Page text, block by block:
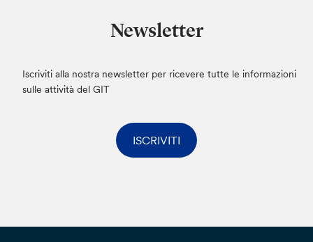
Newsletter
Iscriviti alla nostra newsletter per ricevere tutte le informazioni
sulle attività del GIT
ISCRIVITI